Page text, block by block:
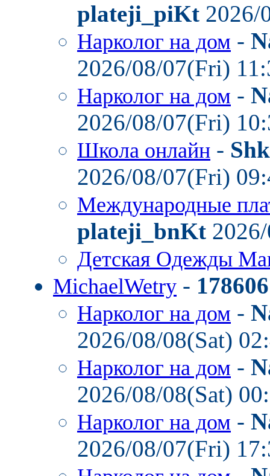
plateji_piKt 2026/
Нарколог на дом -
2026/08/07(Fri)
Нарколог на дом -
2026/08/07(Fri)
Школа онлайн -
2026/08/07(Fri)
Международные
plateji_bnKt
Детская Одежды
MichaelWetry -
Нарколог на дом -
2026/08/08(Sat)
Нарколог на дом -
2026/08/08(Sat)
Нарколог на дом -
2026/08/07(Fri)